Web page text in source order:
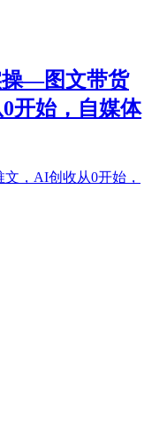
操—图文带货
开始，自媒体